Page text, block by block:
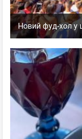
Новий фуд-хол у